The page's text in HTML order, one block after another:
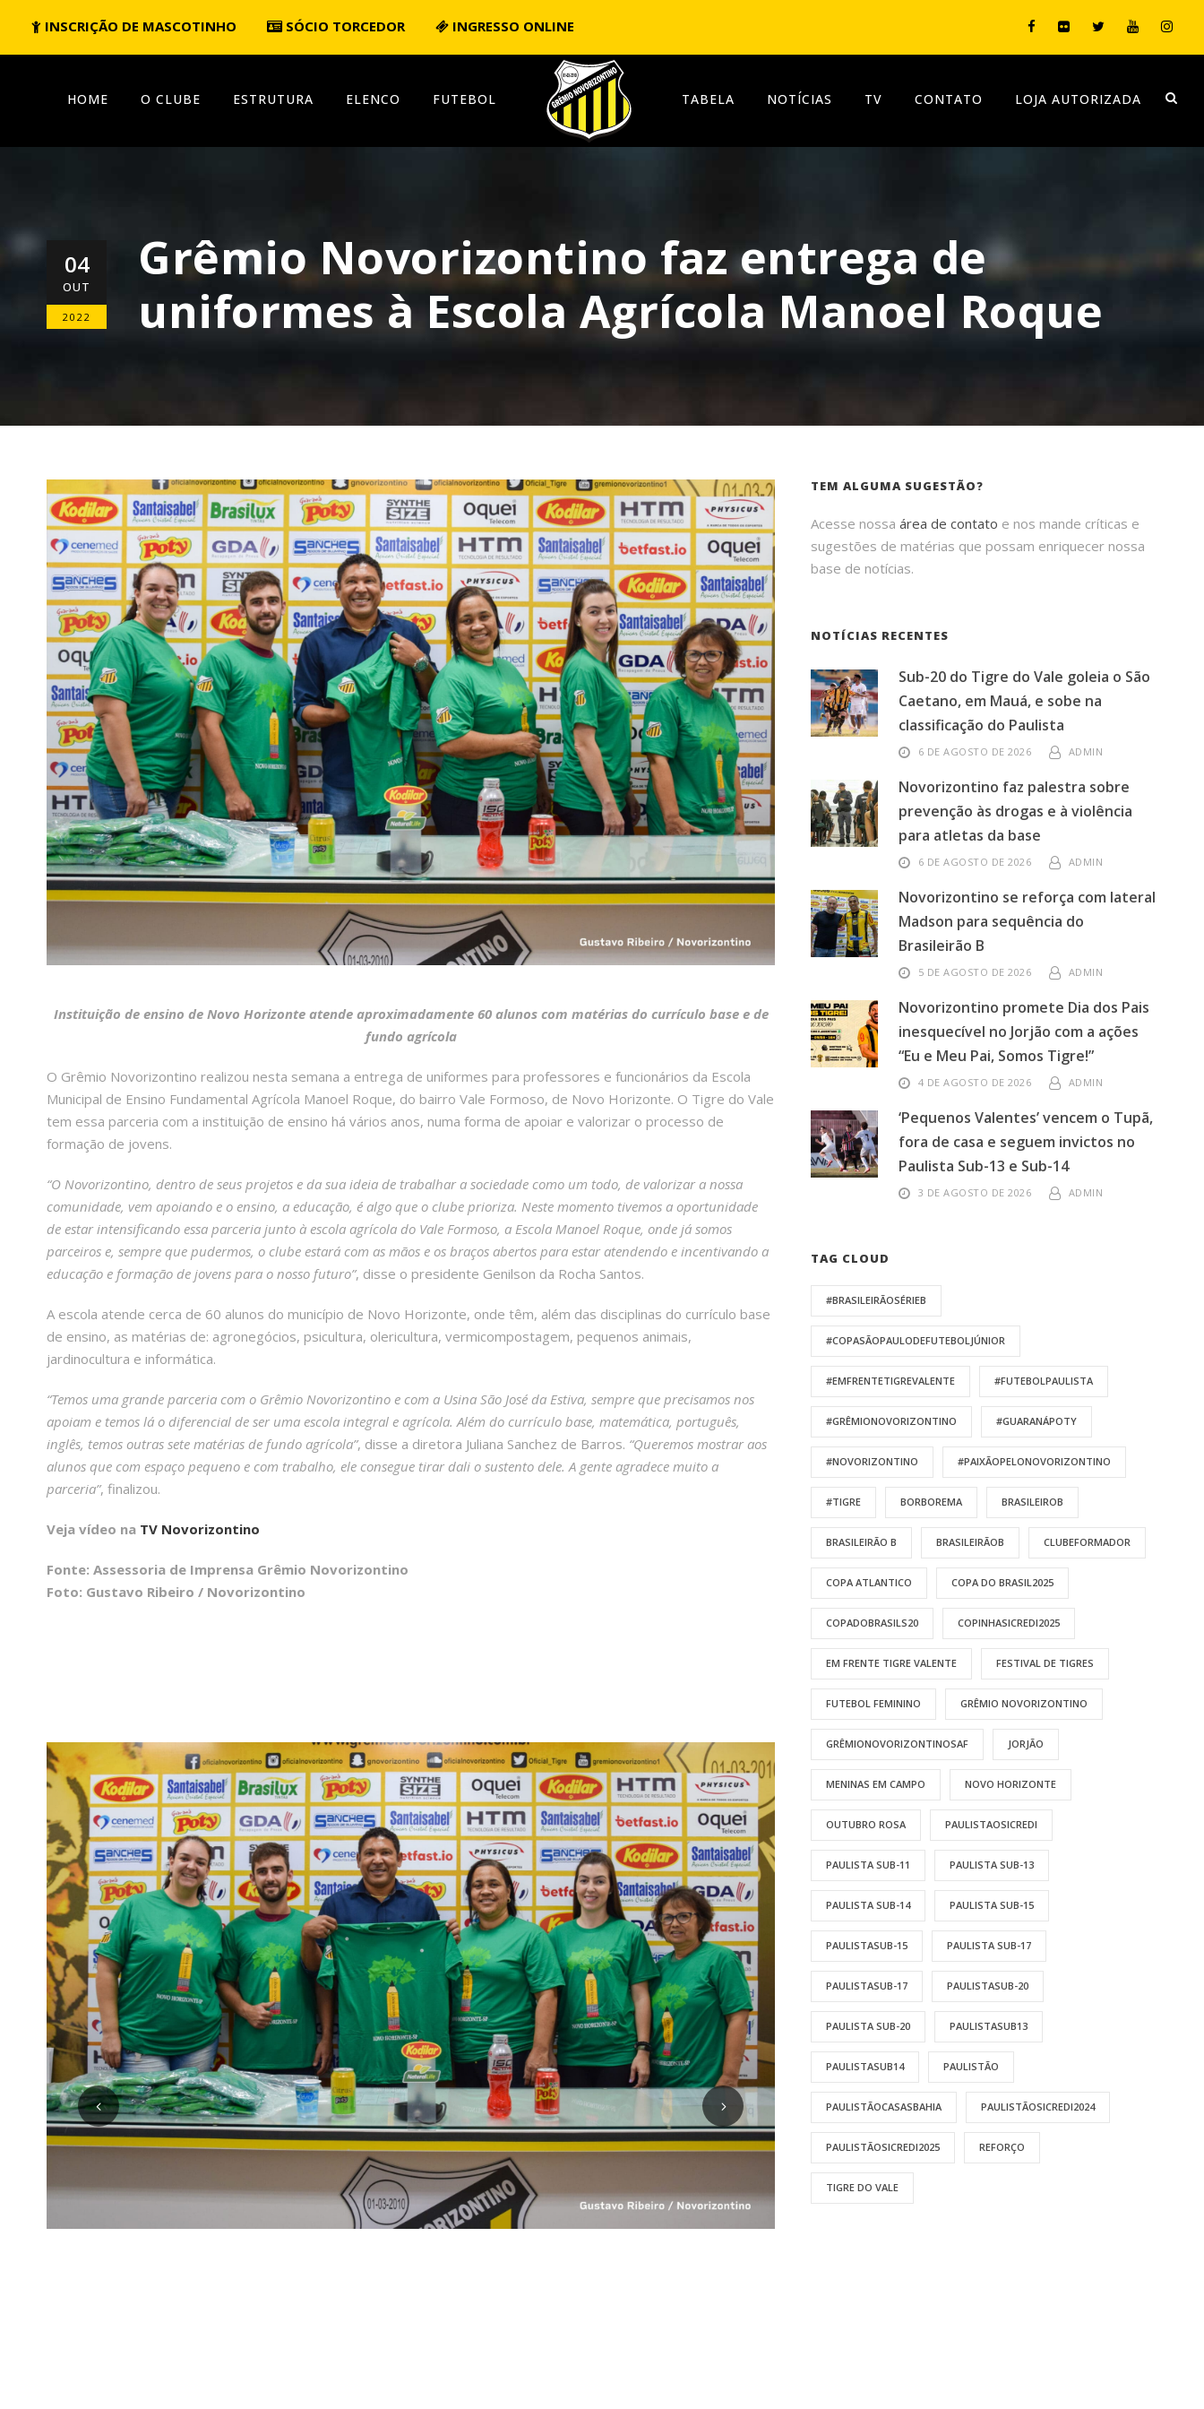
INSCRIÇÃO DE MASCOTINHO SÓCIO TORCEDOR INGRESSO ONLINE
HOME O CLUBE ESTRUTURA ELENCO FUTEBOL TABELA NOTÍCIAS TV CONTATO LOJA AUTORIZADA
04
OUT
2022
Grêmio Novorizontino faz entrega de
uniformes à Escola Agrícola Manoel Roque
Instituição de ensino de Novo Horizonte atende aproximadamente 60 alunos com matérias do currículo base e de
fundo agrícola
O Grêmio Novorizontino realizou nesta semana a entrega de uniformes para professores e funcionários da Escola
Municipal de Ensino Fundamental Agrícola Manoel Roque, do bairro Vale Formoso, de Novo Horizonte. O Tigre do Vale
tem essa parceria com a instituição de ensino há vários anos, numa forma de apoiar e valorizar o processo de
formação de jovens.
“O Novorizontino, dentro de seus projetos e da sua ideia de trabalhar a sociedade como um todo, de valorizar a nossa
comunidade, vem apoiando e o ensino, a educação, é algo que o clube prioriza. Neste momento tivemos a oportunidade
de estar intensificando essa parceria junto à escola agrícola do Vale Formoso, a Escola Manoel Roque, onde já somos
parceiros e, sempre que pudermos, o clube estará com as mãos e os braços abertos para estar atendendo e incentivando a
educação e formação de jovens para o nosso futuro”, disse o presidente Genilson da Rocha Santos.
A escola atende cerca de 60 alunos do município de Novo Horizonte, onde têm, além das disciplinas do currículo base
de ensino, as matérias de: agronegócios, psicultura, olericultura, vermicompostagem, pequenos animais,
jardinocultura e informática.
“Temos uma grande parceria com o Grêmio Novorizontino e com a Usina São José da Estiva, sempre que precisamos nos
apoiam e temos lá o diferencial de ser uma escola integral e agrícola. Além do currículo base, matemática, português,
inglês, temos outras sete matérias de fundo agrícola”, disse a diretora Juliana Sanchez de Barros. “Queremos mostrar aos
alunos que com espaço pequeno e com trabalho, ele consegue tirar dali o sustento dele. A gente agradece muito a
parceria”, finalizou.
Veja vídeo na TV Novorizontino
Fonte: Assessoria de Imprensa Grêmio Novorizontino
Foto: Gustavo Ribeiro / Novorizontino
TEM ALGUMA SUGESTÃO?
Acesse nossaárea de contato e nos mande críticas e
sugestões de matérias que possam enriquecer nossa
base de notícias.
NOTÍCIAS RECENTES
Sub-20 do Tigre do Vale goleia o São
Caetano, em Mauá, e sobe na
classificação do Paulista
6 DE AGOSTO DE 2026 ADMIN
Novorizontino faz palestra sobre
prevenção às drogas e à violência
para atletas da base
6 DE AGOSTO DE 2026 ADMIN
Novorizontino se reforça com lateral
Madson para sequência do
Brasileirão B
5 DE AGOSTO DE 2026 ADMIN
Novorizontino promete Dia dos Pais
inesquecível no Jorjão com a ações
“Eu e Meu Pai, Somos Tigre!”
4 DE AGOSTO DE 2026 ADMIN
‘Pequenos Valentes’ vencem o Tupã,
fora de casa e seguem invictos no
Paulista Sub-13 e Sub-14
3 DE AGOSTO DE 2026 ADMIN
TAG CLOUD
#BRASILEIRÃOSÉRIEB
#COPASÃOPAULODEFUTEBOLJÚNIOR
#EMFRENTETIGREVALENTE #FUTEBOLPAULISTA
#GRÊMIONOVORIZONTINO #GUARANÁPOTY
#NOVORIZONTINO #PAIXÃOPELONOVORIZONTINO
#TIGRE BORBOREMA BRASILEIROB
BRASILEIRÃO B BRASILEIRÃOB CLUBEFORMADOR
COPA ATLANTICO COPA DO BRASIL2025
COPADOBRASILS20 COPINHASICREDI2025
EM FRENTE TIGRE VALENTE FESTIVAL DE TIGRES
FUTEBOL FEMININO GRÊMIO NOVORIZONTINO
GRÊMIONOVORIZONTINOSAF JORJÃO
MENINAS EM CAMPO NOVO HORIZONTE
OUTUBRO ROSA PAULISTAOSICREDI
PAULISTA SUB-11 PAULISTA SUB-13
PAULISTA SUB-14 PAULISTA SUB-15
PAULISTASUB-15 PAULISTA SUB-17
PAULISTASUB-17 PAULISTASUB-20
PAULISTA SUB-20 PAULISTASUB13
PAULISTASUB14 PAULISTÃO
PAULISTÃOCASASBAHIA PAULISTÃOSICREDI2024
PAULISTÃOSICREDI2025 REFORÇO
TIGRE DO VALE